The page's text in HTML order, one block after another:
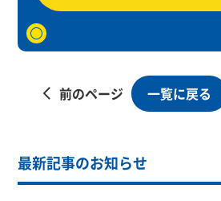
前のページ 一覧に戻る
最新記事のお知らせ